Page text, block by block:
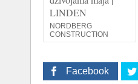
LINDEN
NORDBERG
CONSTRUCTION
Facebook